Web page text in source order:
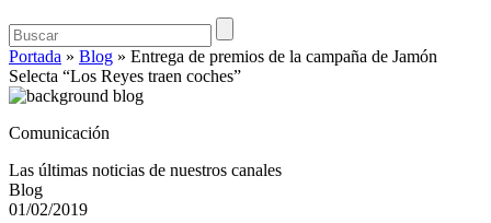
Portada » Blog » Entrega de premios de la campaña de Jamón
Selecta “Los Reyes traen coches”
Comunicación
Las últimas noticias de nuestros canales
Blog
01/02/2019